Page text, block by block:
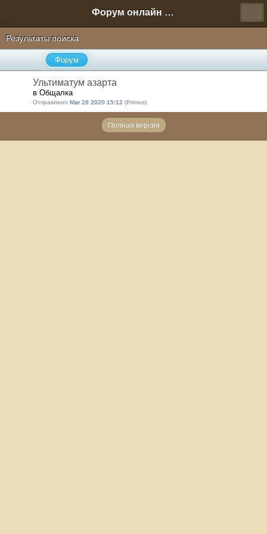
Форум онлайн игры "Новая Эра" (Нюра Биз)
Результаты поиска
Форум
Ультиматум азарта
в Общалка
Отправлено Mar 28 2020 15:12 (Primus)
Полная версия